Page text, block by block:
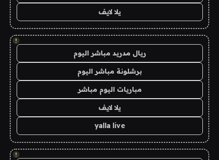
يلا لايف
!
ريال مدريد مباشر اليوم
برشلونة مباشر اليوم
مباريات اليوم مباشر
يلا لايف
yalla live
!